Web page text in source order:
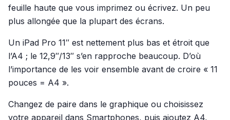
feuille haute que vous imprimez ou écrivez. Un peu
plus allongée que la plupart des écrans.
Un iPad Pro 11″ est nettement plus bas et étroit que
l’A4 ; le 12,9″/13″ s’en rapproche beaucoup. D’où
l’importance de les voir ensemble avant de croire « 11
pouces = A4 ».
Changez de paire dans le graphique ou choisissez
votre appareil dans Smartphones, puis ajoutez A4,